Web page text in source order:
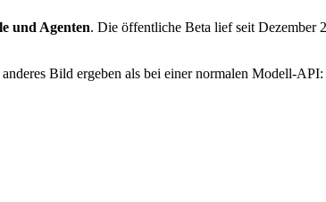
und Agenten. Die öffentliche Beta lief seit Dezember
Bild ergeben als bei einer normalen Modell-API: